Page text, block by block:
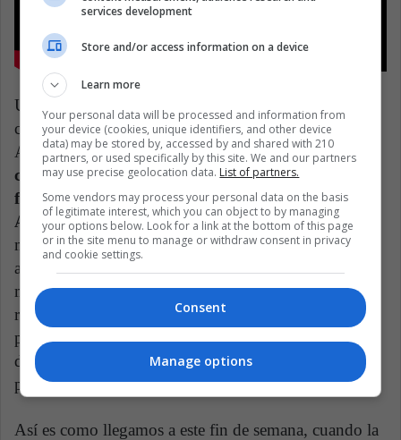
Una vez más, fueron los paparazzi quienes
confirmaron el romance entre Jennifer López y Ben
Affleck.Luego de que JLo acabara su
compromiso con el beisbolista Álex Rodríguez, los
fotógrafos empezaron a captarla en compañía de
Affleck: se confirmó un encuentro. Algunos meses
más tarde, ambos confirmaron que después de veinte
años estaban retomando su romance. Hace cinco
meses, Jennifer López contó en entrevista con la
revista Rolling Stone que Affleck le había vuelto a
pedir matrimonio y que ella había dicho que sí. Lo
describió como una segunda oportunidad en el amor
para ambos.
Así es como llegamos a este fin de semana, cuando la
services development
Store and/or access information on a device
Learn more
Your personal data will be processed and information from
your device (cookies, unique identifiers, and other device
data) may be stored by, accessed by and shared with 210
partners, or used specifically by this site. We and our partners
may use precise geolocation data. List of partners.
Some vendors may process your personal data on the basis
of legitimate interest, which you can object to by managing
your options below. Look for a link at the bottom of this page
or in the site menu to manage or withdraw consent in privacy
and cookie settings.
Consent
Manage options